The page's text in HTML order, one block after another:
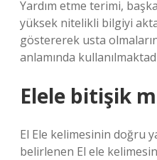
Yardım etme terimi,
yüksek nitelikli bilgiyi
göstererek usta
anlamında
Elele bitişik
El Ele kelimesinin doğru
belirlenen El ele